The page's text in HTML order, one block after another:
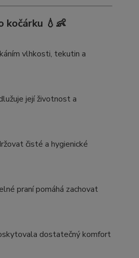
kočárku 💧👶
vlhkosti, tekutin a
její životnost a
čisté a hygienické
praní pomáhá zachovat
dostatečný komfort